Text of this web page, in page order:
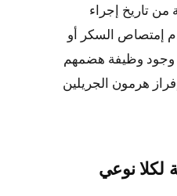
من تاريخ إجراء
إمتصاص السكر أو
وجود وظيفة هضمهم
هرمون الجريلين
لكلا نوعي